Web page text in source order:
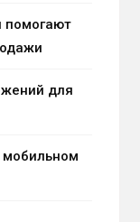
помогают
для
мобильном